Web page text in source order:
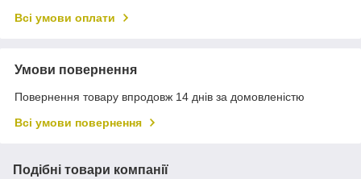
Всі умови оплати
Умови повернення
Повернення товару впродовж 14 днів за домовленістю
Всі умови повернення
Подібні товари компанії